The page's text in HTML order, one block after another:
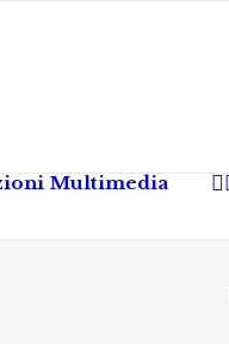
Multimedia